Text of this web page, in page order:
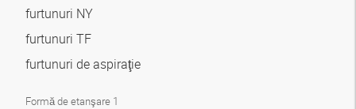
furtunuri NY
furtunuri TF
furtunuri de aspiraţie
Formă de etanşare 1